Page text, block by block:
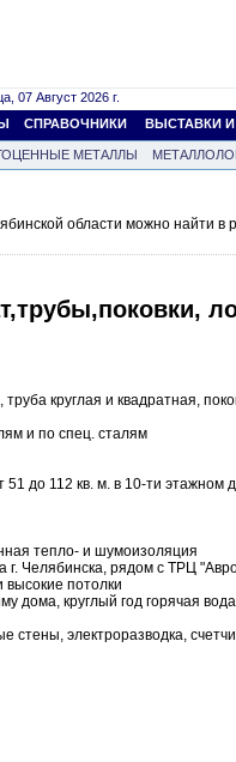
07 Август 2026 г.
СПРАВОЧНИКИ ВЫСТАВКИ
МЕТАЛЛЫ
области можно найти в
круглая и квадратная,
и по спец. сталям
до 112 кв. м. в 10-ти этажном
тепло- и шумоизоляция
Челябинска, рядом с ТРЦ
потолки
круглый год горячая
стены, электроразводка,